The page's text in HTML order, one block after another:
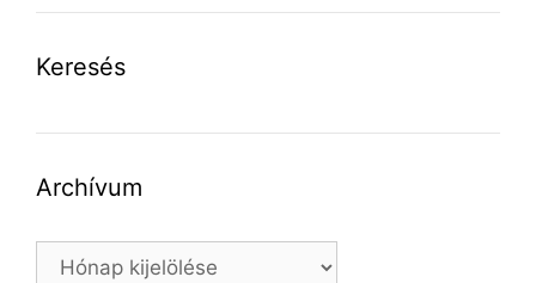
Keresés
Archívum
Archívum